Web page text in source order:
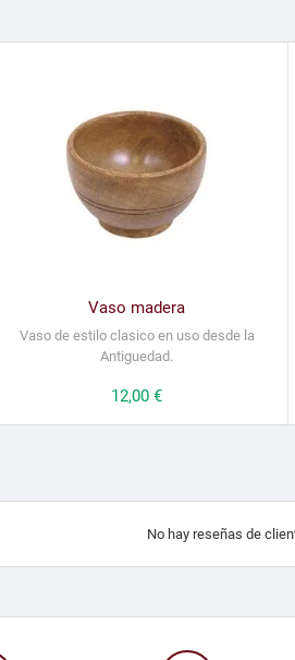
Vaso madera
Vaso de estilo clasico en uso desde la
Antiguedad.
Precio
12,00 €
No hay reseñas de